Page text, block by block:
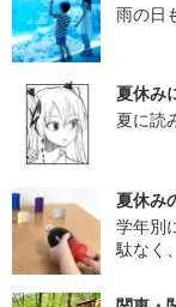
雨の日
夏休み
夏に読
夏休み
学年別
駄なく